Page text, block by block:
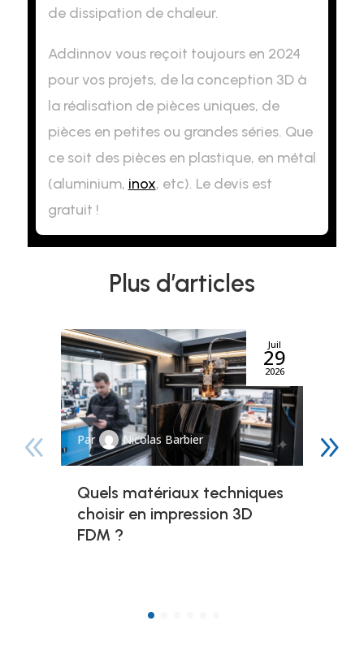
de dissipation de chaleur.
Addinnov vous reçoit toujours en 2024
pour vos projets, de la conception 3D à
la réalisation de pièces uniques, de
pièces en petites ou grandes séries. Que
ce soit des pièces en plastique, en métal
(aluminium, inox, etc). Le devis est
gratuit !
Plus d’articles
Par Nicolas Barbier
Juil
29
2026
Quels matériaux techniques
choisir en impression 3D
FDM ?